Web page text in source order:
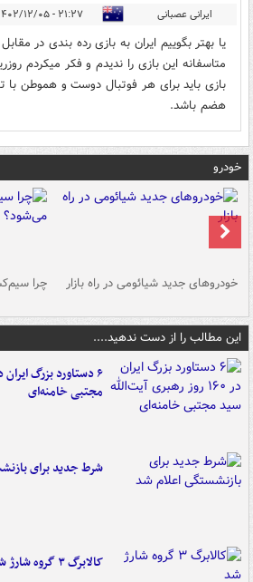
ایرانی عصبانی ۲۱:۲۷ - ۱۴۰۲/۱۲/۰۵
یا بهتر بگوییم ایران به بازی رده بندی در
متاسفانه این بازی را ندیدم و فکر میکردم
بازی باید برای هر فوتبال دوست و هموطن با
هضم باشد.
خودرو
خودروهای جدید شیائومی در راه بازار چرا
این مطالب را از دست ندهید....
مجتبی خامنه‌ای
شرط جدید برای
کالابرگ ۳ گروه شارژ شد